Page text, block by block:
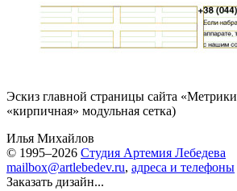
Эскиз главной страницы сайта «Метрики
«кирпичная» модульная сетка)
Илья Михайлов
© 1995–2026 Студия Артемия Лебедева
mailbox@artlebedev.ru, адреса и телефоны
Заказать дизайн...